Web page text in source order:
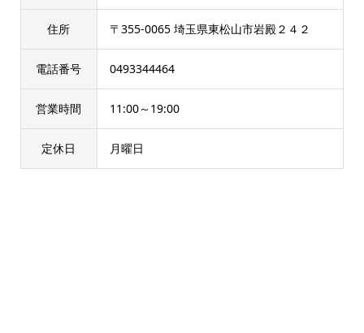
住所 〒355-0065 埼玉県東松山市岩殿２４２
電話番号 0493344464
営業時間 11:00～19:00
定休日 月曜日